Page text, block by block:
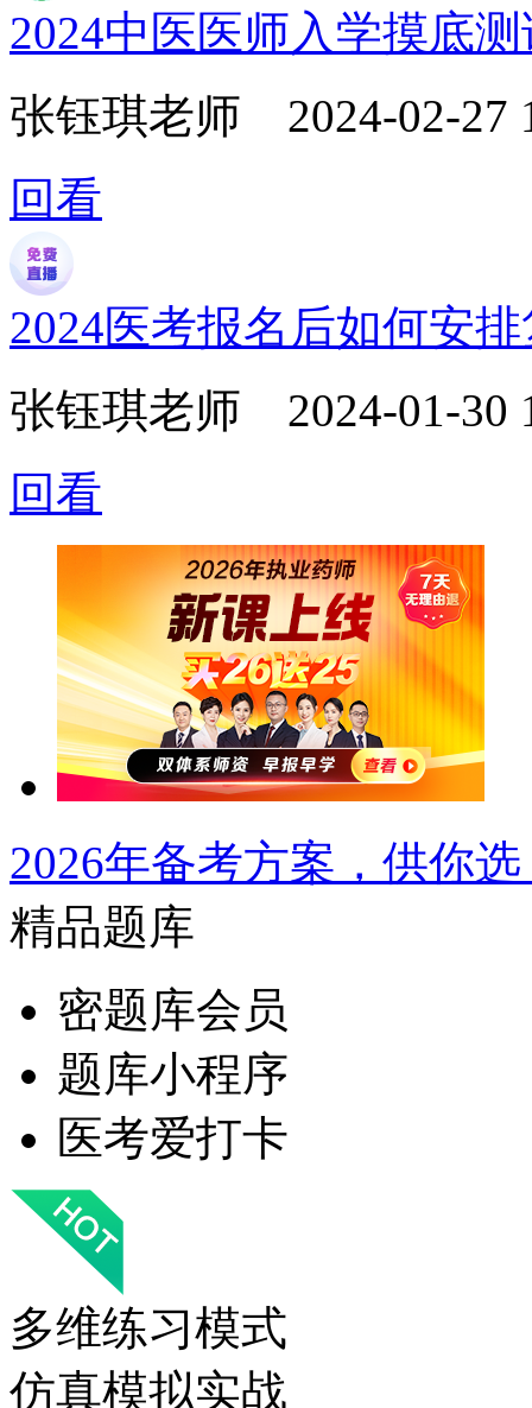
2024中医医师入学摸底
张钰琪老师 2024-02-27
回看
2024医考报名后如何安
张钰琪老师 2024-01-30
回看
2026年备考方案，供你
精品题库
密题库会员
题库小程序
医考爱打卡
多维练习模式
仿真模拟实战